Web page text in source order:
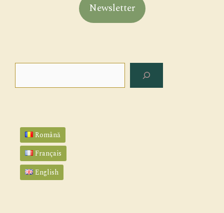
Newsletter
Română
Français
English